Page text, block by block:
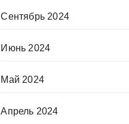
Сентябрь 2024
Июнь 2024
Май 2024
Апрель 2024